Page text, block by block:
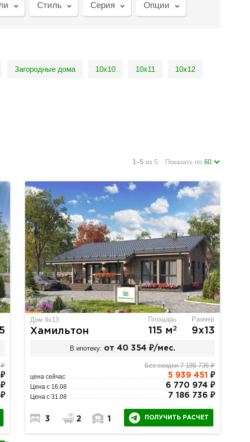
Стиль Серия Опции
Загородные дома 10х10 10х11 10х12
1–5 из 5 Показать по 60
₽
₽
Дом 9х13
Хамильтон
Площадь
115 м2
Размер
9х13
В ипотеку: от 40 354 ₽/мес.
Без скидки 7 186 736 ₽
цена сейчас 5 939 451 ₽
Цена с 16.08 6 770 974 ₽
Цена с 31.08 7 186 736 ₽
3 2 1 ПОЛУЧИТЬ РАСЧЕТ